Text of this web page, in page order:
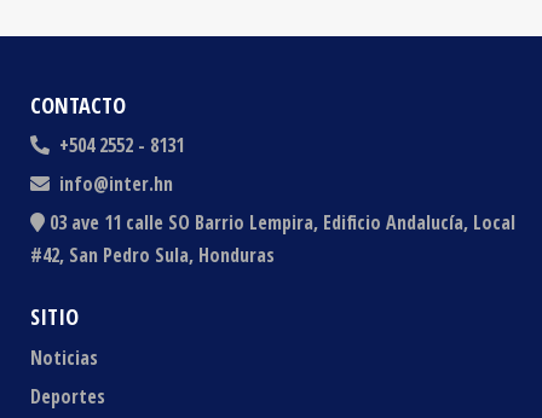
CONTACTO
+504 2552 - 8131
info@inter.hn
03 ave 11 calle SO Barrio Lempira, Edificio Andalucía, Local
#42, San Pedro Sula, Honduras
SITIO
Noticias
Deportes